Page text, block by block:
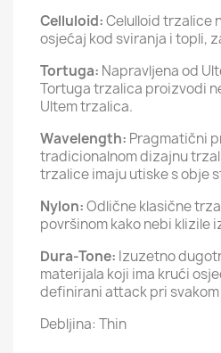
Celluloid:Celulloid trzalice
osjećaj kod sviranja i topli,
Tortuga: Napravljena od
Tortuga trzalica proizvodi
Ultem trzalica.
Wavelength: Pragmatični
tradicionalnom dizajnu
trzalice imaju utiske s obje
Nylon:Odlične klasične
površinom kako nebi klizile
Dura-Tone: Izuzetno
materijala koji ima krući
definirani attack pri
Debljina: Thin